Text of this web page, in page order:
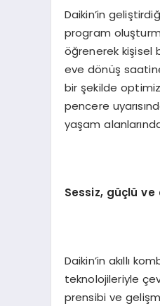
Daikin’in
program
öğrenerek kişisel
eve dönüş
bir şekilde
pencere
yaşam
Sessiz, güçlü ve
Daikin’in akıllı
teknolojileriyle
prensibi ve